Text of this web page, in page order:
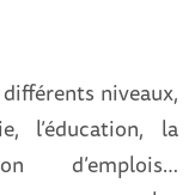
niveaux,
l’éducation, la
d’emplois…